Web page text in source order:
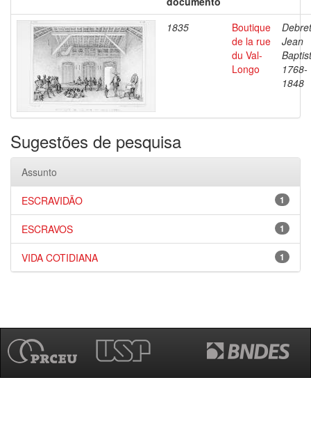
1835
Boutique
de la rue
du Val-
Longo
Jean
1768-
1848
Sugestões de pesquisa
Assunto
1
ESCRAVIDÃO
1
ESCRAVOS
1
VIDA COTIDIANA